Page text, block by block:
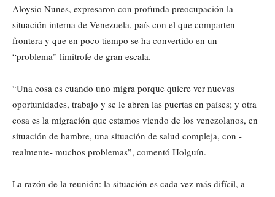
Aloysio Nunes, expresaron con profunda preocupación la
situación interna de Venezuela, país con el que comparten
frontera y que en poco tiempo se ha convertido en un
“problema” limítrofe de gran escala.
“Una cosa es cuando uno migra porque quiere ver nuevas
oportunidades, trabajo y se le abren las puertas en países; y otra
cosa es la migración que estamos viendo de los venezolanos, en
situación de hambre, una situación de salud compleja, con -
realmente- muchos problemas”, comentó Holguín.
La razón de la reunión: la situación es cada vez más difícil, a